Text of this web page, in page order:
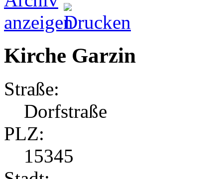
Kirche Garzin
Straße:
Dorfstraße
PLZ:
15345